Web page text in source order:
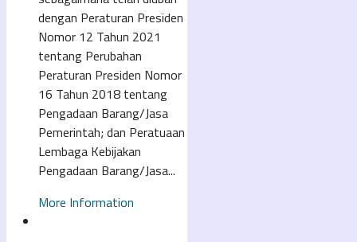
dengan Peraturan Presiden
Nomor 12 Tahun 2021
tentang Perubahan
Peraturan Presiden Nomor
16 Tahun 2018 tentang
Pengadaan Barang/Jasa
Pemerintah; dan Peratuaan
Lembaga Kebijakan
Pengadaan Barang/Jasa...
More Information